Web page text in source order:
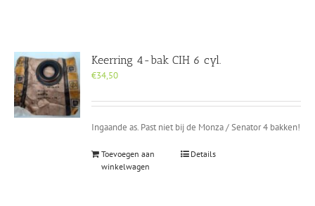
Keerring 4-bak CIH 6 cyl.
€34,50
Ingaande as. Past niet bij de Monza / Senator 4 bakken!
Toevoegen aan
winkelwagen
Details